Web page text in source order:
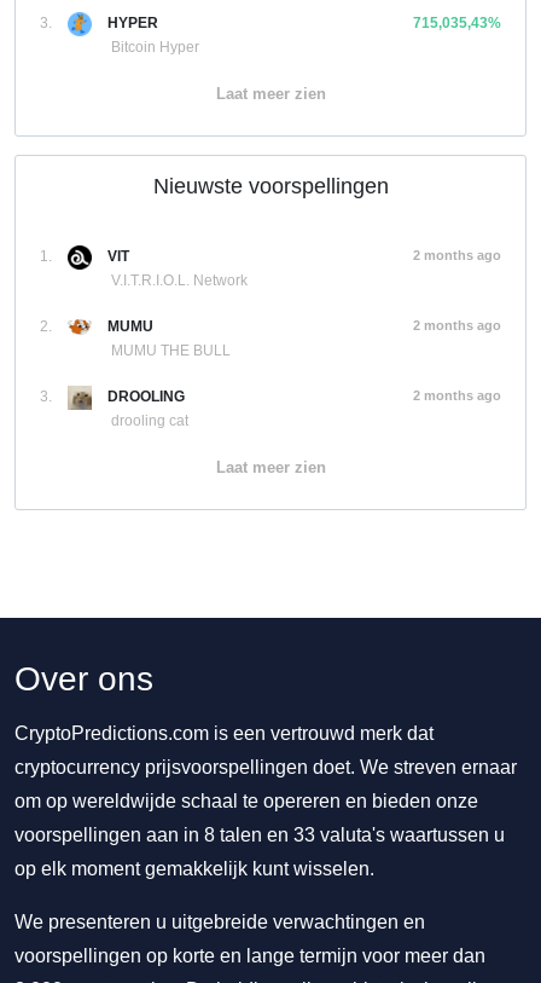
3.
HYPER
Bitcoin Hyper
715,035,43%
Laat meer zien
Nieuwste voorspellingen
1.
VIT
V.I.T.R.I.O.L. Network
2 months ago
2.
MUMU
MUMU THE BULL
2 months ago
3.
DROOLING
drooling cat
2 months ago
Laat meer zien
Over ons
CryptoPredictions.com is een vertrouwd merk dat
cryptocurrency prijsvoorspellingen doet. We streven ernaar
om op wereldwijde schaal te opereren en bieden onze
voorspellingen aan in 8 talen en 33 valuta's waartussen u
op elk moment gemakkelijk kunt wisselen.
We presenteren u uitgebreide verwachtingen en
voorspellingen op korte en lange termijn voor meer dan